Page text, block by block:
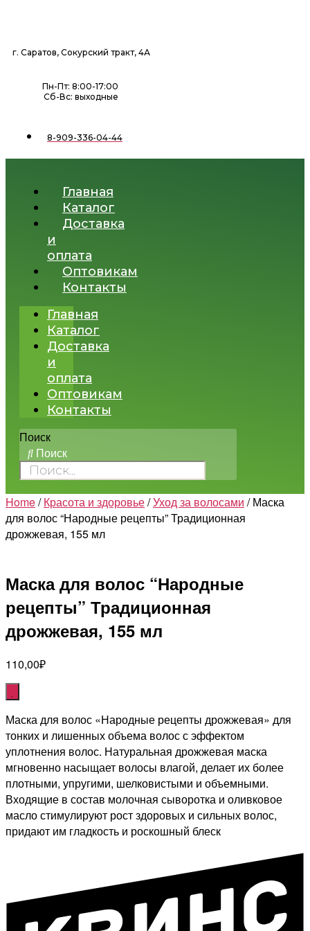
г. Саратов, Сокурский тракт, 4А
Пн-Пт: 8:00-17:00
Сб-Вс: выходные
8-909-336-04-44
Главная
Каталог
Доставка
и
оплата
Оптовикам
Контакты
Главная
Каталог
Доставка
и
оплата
Оптовикам
Контакты
Поиск
Поиск
Home/Красота и здоровье/Уход за волосами / Маска
для волос “Народные рецепты” Традиционная
дрожжевая, 155 мл
Маска для волос “Народные
рецепты” Традиционная
дрожжевая, 155 мл
110,00₽
Маска для волос «Народные рецепты дрожжевая» для
тонких и лишенных объема волос с эффектом
уплотнения волос. Натуральная дрожжевая маска
мгновенно насыщает волосы влагой, делает их более
плотными, упругими, шелковистыми и объемными.
Входящие в состав молочная сыворотка и оливковое
масло стимулируют рост здоровых и сильных волос,
придают им гладкость и роскошный блеск